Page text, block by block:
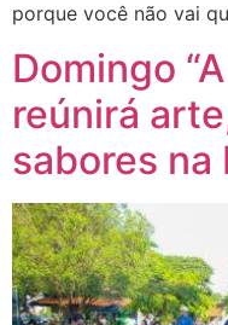
porque você não vai
Domingo
reúnirá
sabores na